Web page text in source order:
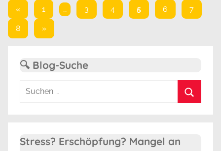
Seitennummerierung
der
«Vorherige
Beiträge
1 … 3 4 5 6 7
8
Nächste
Beiträge
»
🔍 Blog-Suche
Suchen
Stress? Erschöpfung? Mangel an